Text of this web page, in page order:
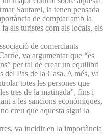
Sautarel, la tenen pensada
de comptar amb la
als turistes com als locals, els
de comerciants
va argumentar que “és
per tal de crear un equilibri
del Pas de la Casa. A més, va
totes les persones que
tres de la matinada”, fins i
a les sancions econòmiques,
creu que aquesta sigui la
va incidir en la importància